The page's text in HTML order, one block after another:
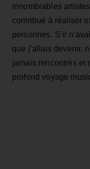
innombrables
contribué à réaliser
personnes. S’il
que j’allais devenir,
jamais rencontrés et
profond voyage